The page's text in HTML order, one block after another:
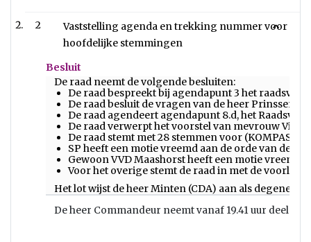
2
Vaststelling agenda en trekking nummer voor
hoofdelijke stemmingen
Besluit
De raad neemt de volgende besluiten:
De raad bespreekt bij agendapunt 3 het
De raad besluit de vragen van de heer Prinssen
De raad agendeert agendapunt 8.d, het
De raad verwerpt het voorstel van mevrouw
De raad stemt met 28 stemmen voor (KOMPAS
SP heeft een motie vreemd aan de orde van de
Gewoon VVD Maashorst heeft een motie
Voor het overige stemt de raad in met de
Het lot wijst de heer Minten (CDA) aan als degene
De heer Commandeur neemt vanaf 19.41 uur deel